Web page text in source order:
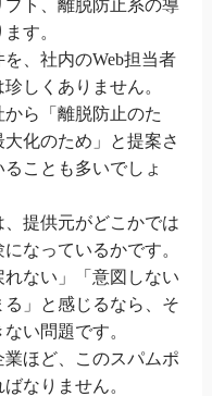
ト、離脱防止系の導
す。
、社内のWeb担当者
しくありません。
ら「離脱防止のた
化のため」と提案さ
ことも多いでしょ
提供元がどこかでは
なっているかです。
ない」「意図しない
」と感じるなら、そ
い問題です。
ほど、このスパムポ
なりません。